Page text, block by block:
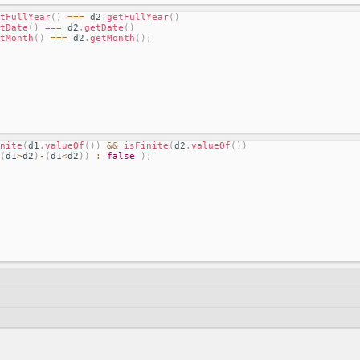
( ) === d2 . getFullYear( )
( ) === d2 . getDate ( )
( ) === d2 . getMonth ( ) ;
(d1 . valueOf ( ) ) && isFinite (d2 . valueOf ( ) )
(d1>d2 ) - (d1<d2 ) ) : false ) ;